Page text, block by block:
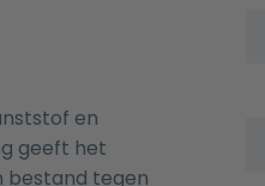
en
geeft het
bestand tegen